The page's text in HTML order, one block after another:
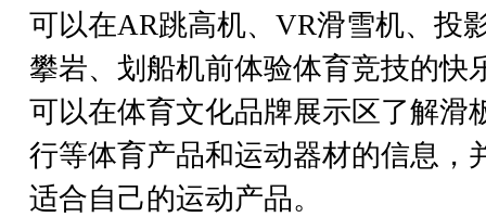
可以在AR跳高机、VR滑雪机、投
攀岩、划船机前体验体育竞技的快
可以在体育文化品牌展示区了解滑
行等体育产品和运动器材的信息，
适合自己的运动产品。